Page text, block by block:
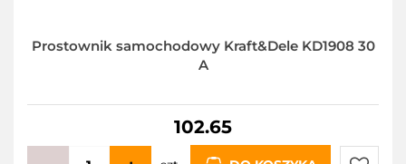
Prostownik samochodowy Kraft&Dele KD1908 30
A
102.65